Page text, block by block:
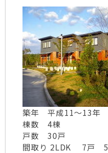
築年 平成11～13年
棟数 4棟
戸数 30戸
間取り 2LDK 7戸